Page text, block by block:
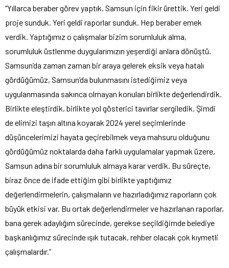
“Yıllarca beraber görev yaptık. Samsun için fikir ürettik. Yeri geldi
proje sunduk. Yeri geldi raporlar sunduk. Hep beraber emek
verdik. Yaptığımız o çalışmalar bizim sorumluluk alma,
sorumluluk üstlenme duygularımızın yeşerdiği anlara dönüştü.
Samsun’da zaman zaman bir araya gelerek eksik veya hatalı
gördüğümüz, Samsun’da bulunmasını istediğimiz veya
uygulanmasında sakınca olmayan konuları birlikte değerlendirdik.
Birlikte eleştirdik, birlikte yol gösterici tavırlar sergiledik. Şimdi
de elimizi taşın altına koyarak 2024 yerel seçimlerinde
düşüncelerimizi hayata geçirebilmek veya mahsuru olduğunu
gördüğümüz noktalarda daha farklı uygulamalar yapmak üzere,
Samsun adına bir sorumluluk almaya karar verdik. Bu süreçte,
biraz önce de ifade ettiğim gibi birlikte yaptığımız
değerlendirmelerin, çalışmaların ve hazırladığımız raporların çok
büyük etkisi var. Bu ortak değerlendirmeler ve hazırlanan raporlar,
bana gerek adaylığım sürecinde, gerekse seçildiğimde belediye
başkanlığımız sürecinde ışık tutacak, rehber olacak çok kıymetli
çalışmalardır.”